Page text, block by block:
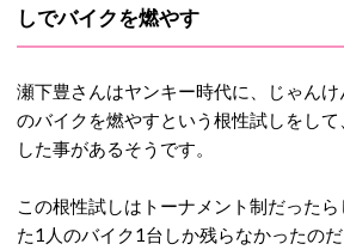
しでバイクを燃やす
瀬下豊さんはヤンキー時代に、じゃん
のバイクを燃やすという根性試しをし
した事があるそうです。
この根性試しはトーナメント制だった
た1人のバイク1台しか残らなかったのだ